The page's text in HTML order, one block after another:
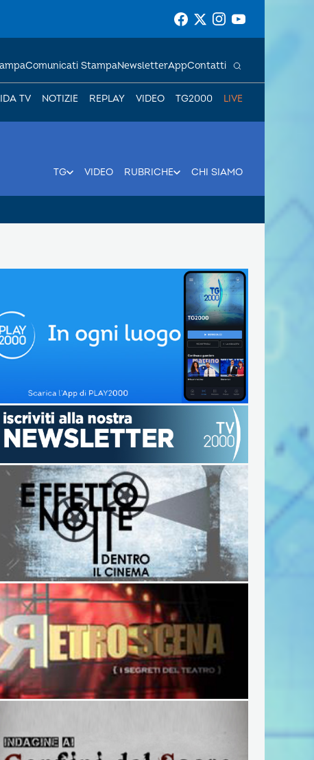
TV NOTIZIE REPLAY VIDEO TG2000 LIVE
Comunicati StampaNewsletterAppContatti
TG VIDEO RUBRICHE CHI SIAMO